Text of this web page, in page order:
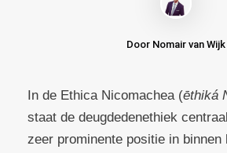
Door Nomair van Wijk
In de Ethica Nicomachea (ēthiká
staat de deugdedenethiek
zeer prominente positie in binnen